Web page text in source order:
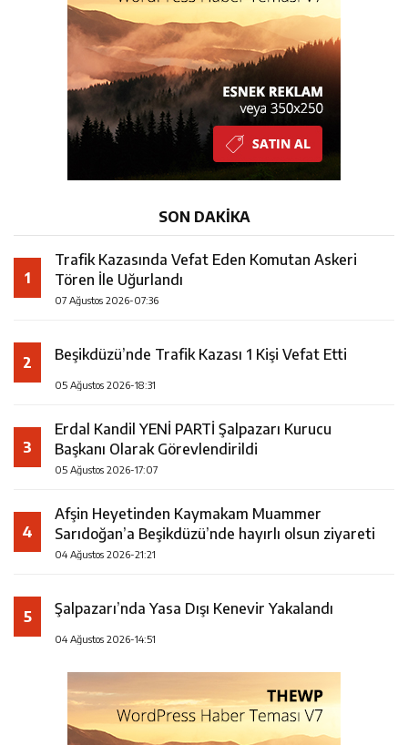
23:28 ÖĞRETMENLER MUTLULUĞA İMZA ATTILAR
Trafik Kazasında Vefat Eden Komutan Askeri Tören İle
Uğurlandı
SON DAKİKA
1
Trafik Kazasında Vefat Eden Komutan Askeri
Tören İle Uğurlandı
07 Ağustos 2026-07:36
2 Beşikdüzü’nde Trafik Kazası 1 Kişi Vefat Etti
05 Ağustos 2026-18:31
3
Erdal Kandil YENİ PARTİ Şalpazarı Kurucu
Başkanı Olarak Görevlendirildi
05 Ağustos 2026-17:07
4
Afşin Heyetinden Kaymakam Muammer
Sarıdoğan’a Beşikdüzü’nde hayırlı olsun ziyareti
04 Ağustos 2026-21:21
5 Şalpazarı’nda Yasa Dışı Kenevir Yakalandı
04 Ağustos 2026-14:51